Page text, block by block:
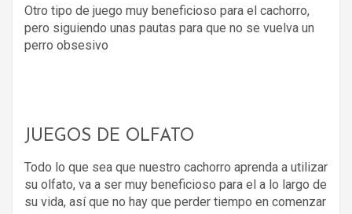
Otro tipo de juego muy beneficioso para el cachorro,
pero siguiendo unas pautas para que no se vuelva un
perro obsesivo
JUEGOS DE OLFATO
Todo lo que sea que nuestro cachorro aprenda a utilizar
su olfato, va a ser muy beneficioso para el a lo largo de
su vida, así que no hay que perder tiempo en comenzar